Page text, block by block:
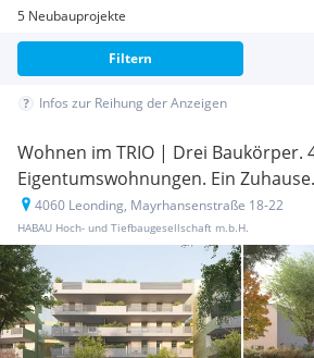
5 Neubauprojekte
Filtern
Infos zur Reihung der Anzeigen
Wohnen im TRIO | Drei Baukörper.
Eigentumswohnungen. Ein Zuhause.
Neubauprojekt
4060 Leonding, Mayrhansenstraße 18-22
HABAU Hoch- und Tiefbaugesellschaft m.b.H.